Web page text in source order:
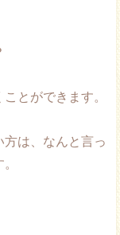
とができます。
方は、なんと言っ